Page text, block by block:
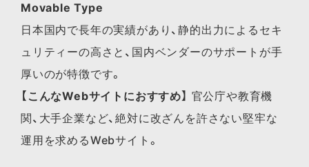
Movable Type
日本国内で長年の実績があり、静的出力によるセキ
ュリティーの高さと、国内ベンダーのサポートが手
厚いのが特徴です。
【こんなWebサイトにおすすめ】 官公庁や教育機
関、大手企業など、絶対に改ざんを許さない堅牢な
運用を求めるWebサイト。